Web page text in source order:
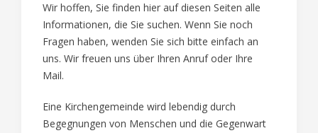
Wir hoffen, Sie finden hier auf diesen Seiten alle
Informationen, die Sie suchen. Wenn Sie noch
Fragen haben, wenden Sie sich bitte einfach an
uns. Wir freuen uns über Ihren Anruf oder Ihre
Mail.
Eine Kirchengemeinde wird lebendig durch
Begegnungen von Menschen und die Gegenwart